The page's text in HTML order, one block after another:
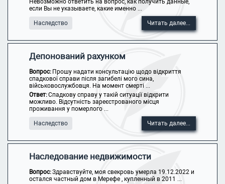
Невозможно ответить на вопрос, как получить данные,
если Вы не указываете, какие именно ...
Наследство Читать далее...
Депонований рахунком
Вопрос: Прошу надати консультацію щодо відкриття
спадкової справи після загибелі мого сина,
військовослужбовця. На момент смерті ...
Ответ:Спадкову справу у такій ситуації відкрити
можливо. Відсутність зареєстрованого місця
проживання у померлого ...
Наследство Читать далее...
Наследование недвижимости
Вопрос:Здравствуйте, моя свекровь умерла 19.12.2022 и
остался частный дом в Мерефе , купленный в 2011 ...